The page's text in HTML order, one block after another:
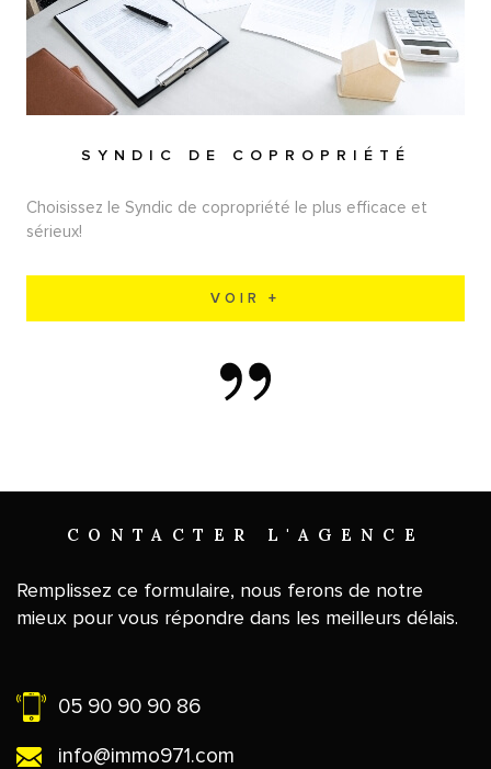
SYNDIC DE COPROPRIÉTÉ
Choisissez le Syndic de copropriété le plus efficace et
sérieux!
VOIR +
CONTACTER L'AGENCE
Remplissez ce formulaire, nous ferons de notre
mieux pour vous répondre dans les meilleurs délais.
05 90 90 90 86
info@immo971.com